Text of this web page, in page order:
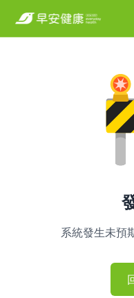
系統發生未預